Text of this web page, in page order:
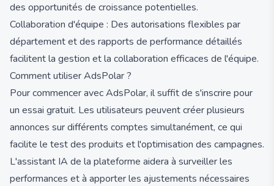
des opportunités de croissance potentielles.
Collaboration d'équipe : Des autorisations flexibles par
département et des rapports de performance détaillés
facilitent la gestion et la collaboration efficaces de l'équipe.
Comment utiliser AdsPolar ?
Pour commencer avec AdsPolar, il suffit de s'inscrire pour
un essai gratuit. Les utilisateurs peuvent créer plusieurs
annonces sur différents comptes simultanément, ce qui
facilite le test des produits et l'optimisation des campagnes.
L'assistant IA de la plateforme aidera à surveiller les
performances et à apporter les ajustements nécessaires